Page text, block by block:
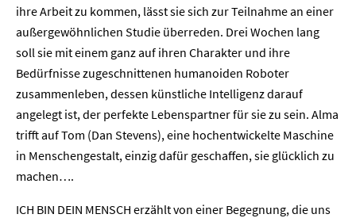
ihre Arbeit zu kommen, lässt sie sich zur Teilnahme an einer
außergewöhnlichen Studie überreden. Drei Wochen lang
soll sie mit einem ganz auf ihren Charakter und ihre
Bedürfnisse zugeschnittenen humanoiden Roboter
zusammenleben, dessen künstliche Intelligenz darauf
angelegt ist, der perfekte Lebenspartner für sie zu sein. Alma
trifft auf Tom (Dan Stevens), eine hochentwickelte Maschine
in Menschengestalt, einzig dafür geschaffen, sie glücklich zu
machen….
ICH BIN DEIN MENSCH erzählt von einer Begegnung, die uns